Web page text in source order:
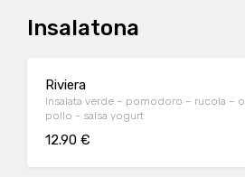
Insalatona
Riviera
Insalata verde – pomodoro – rucola –
pollo - salsa yogurt
12.90 €